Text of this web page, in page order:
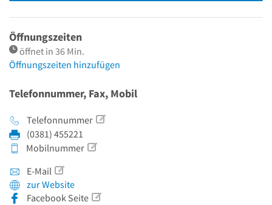
Öffnungszeiten
öffnet in 36 Min.
Öffnungszeiten hinzufügen
Telefonnummer, Fax, Mobil
Telefonnummer
(0381) 455221
Mobilnummer
E-Mail
zur Website
Facebook Seite